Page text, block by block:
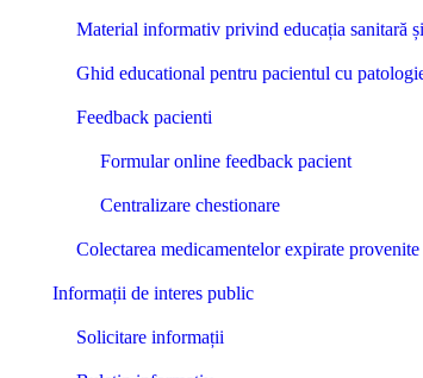
Material informativ privind educația sanitară
Ghid educational pentru pacientul cu
Feedback pacienti
Formular online feedback pacient
Centralizare chestionare
Colectarea medicamentelor expirate
Informații de interes public
Solicitare informații